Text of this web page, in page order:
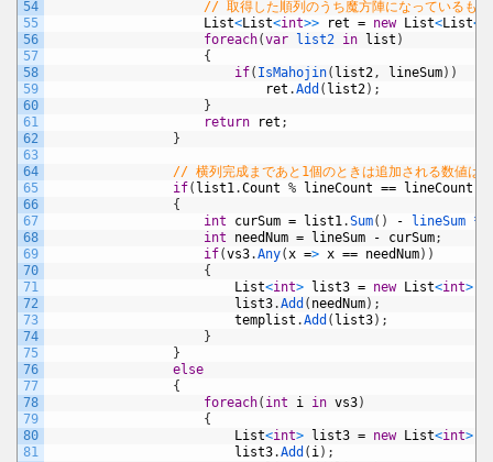
54
55
56
57
58
59
60
61
62
63
64
65
66
67
68
69
70
71
72
73
74
75
76
77
78
79
80
81
// 取得した順列のうち魔方陣になっているもの
List<List<int>> ret = new List<List<
foreach(var list2 in list )
{
if( IsMahojin( list2, lineSum) )
ret .Add ( list2) ;
}
return
ret ;
}
// 横列完成まであと1個のときは追加される数値は
if( list1.Count % lineCount == lineCount
{
int
curSum = list1.Sum( ) - lineSum *
int
needNum = lineSum - curSum;
if(vs3.Any(x => x == needNum) )
{
List<int> list3 = new List<int>
list3.Add ( needNum) ;
templist .Add ( list3) ;
}
}
else
{
foreach( int i in vs3)
{
List<int> list3 = new List<int>
list3.Add ( i) ;